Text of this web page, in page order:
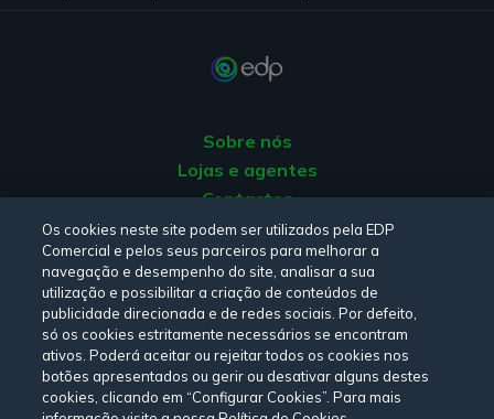
Sobre nós
Lojas e agentes
Contactos
Apoio ao Cliente
Origem da energia
Livro de Reclamações
Consulte a nossaPolítica de privacidade, Política de cookies
Termos e CondiçõeseDeclaração de Acessibilidade.
Os cookies neste site podem ser utilizados pela EDP
Comercial e pelos seus parceiros para melhorar a
navegação e desempenho do site, analisar a sua
utilização e possibilitar a criação de conteúdos de
publicidade direcionada e de redes sociais. Por defeito,
só os cookies estritamente necessários se encontram
ativos. Poderá aceitar ou rejeitar todos os cookies nos
botões apresentados ou gerir ou desativar alguns destes
cookies, clicando em “Configurar Cookies”. Para mais